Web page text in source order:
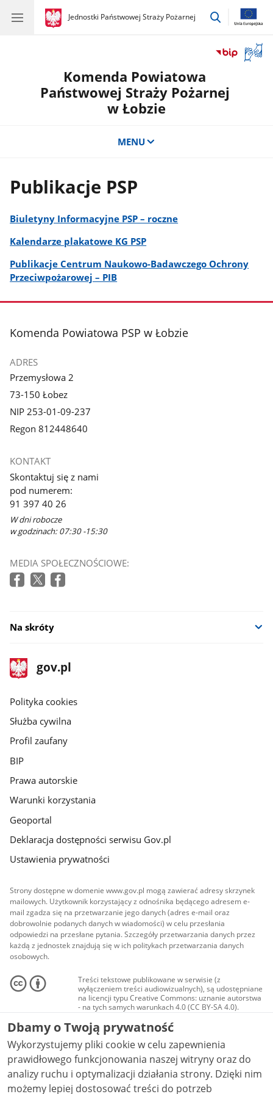
gov.pl
Jednostki Państwowej Straży Pożarnej
gov.pl
Jednostki
przejdź
okno
Komenda Powiatowa
Państwowej Straży Pożarnej
w Łobzie
MENU
Publikacje PSP
Biuletyny Informacyjne PSP – roczne
Kalendarze plakatowe KG PSP
Publikacje Centrum Naukowo-Badawczego Ochrony
Przeciwpożarowej – PIB
stopka
Komenda Powiatowa PSP w Łobzie
ADRES
Przemysłowa 2
73-150 Łobez
NIP 253-01-09-237
Regon 812448640
KONTAKT
Skontaktuj się z nami
pod numerem:
91 397 40 26
W dni robocze
w godzinach: 07:30 -15:30
MEDIA SPOŁECZNOŚCIOWE:
Na skróty
stopka
gov.pl
Strona
gov.pl
gov.pl
Polityka cookies
Służba cywilna
Profil zaufany
BIP
Prawa autorskie
Warunki korzystania
Geoportal
Deklaracja dostępności serwisu Gov.pl
Ustawienia prywatności
Strony dostępne w domenie www.gov.pl mogą zawierać adresy skrzynek
mailowych. Użytkownik korzystający z odnośnika będącego adresem e-
mail zgadza się na przetwarzanie jego danych (adres e-mail oraz
dobrowolnie podanych danych w wiadomości) w celu przesłania
odpowiedzi na przesłane pytania. Szczegóły przetwarzania danych przez
każdą z jednostek znajdują się w ich politykach przetwarzania danych
osobowych.
Treści tekstowe publikowane w serwisie (z
wyłączeniem treści audiowizualnych), są udostępniane
na licencji typu Creative Commons: uznanie autorstwa
- na tych samych warunkach 4.0 (CC BY-SA 4.0).
Materiały audiowizualne, w tym zdjęcia, materiały
audio i wideo, są udostępniane na licencji typu
Creative Commons: uznanie autorstwa użycie
niekomercyjne - bez utworów zależnych 4.0 (CC BY-
NC-ND 4.0), o ile nie jest to stwierdzone inaczej.
Dbamy o Twoją prywatność
Wykorzystujemy pliki cookie w celu zapewnienia
prawidłowego funkcjonowania naszej witryny oraz do
analizy ruchu i optymalizacji działania strony. Dzięki nim
możemy lepiej dostosować treści do potrzeb